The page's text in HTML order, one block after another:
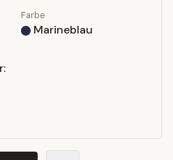
Farbe
Marineblau